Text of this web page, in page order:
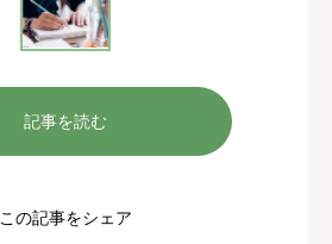
記事を読む
この記事をシェア